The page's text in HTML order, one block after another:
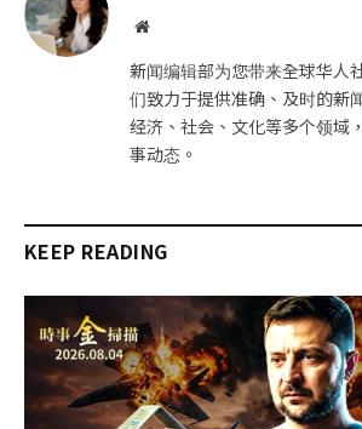
网
新闻编辑部为您带来全球华人
们致力于提供准确、及时的新
经济、社会、文化等多个领域
事动态。
KEEP READING